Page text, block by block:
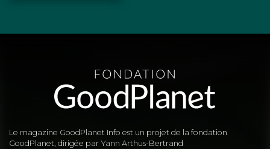
Le magazine GoodPlanet Info est un projet de la fondation
GoodPlanet, dirigée par Yann Arthus-Bertrand